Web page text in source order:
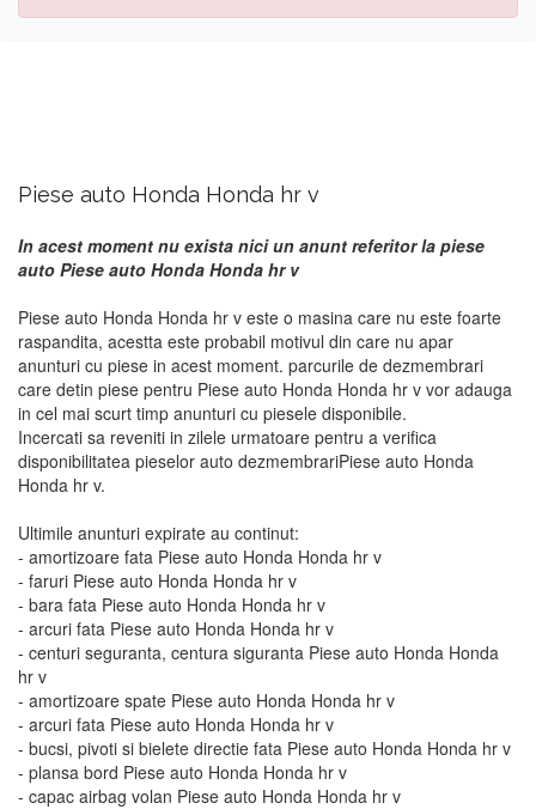
Piese auto Honda Honda hr v
In acest moment nu exista nici un anunt referitor la piese
auto Piese auto Honda Honda hr v
Piese auto Honda Honda hr v este o masina care nu este foarte
raspandita, acestta este probabil motivul din care nu apar
anunturi cu piese in acest moment. parcurile de dezmembrari
care detin piese pentru Piese auto Honda Honda hr v vor adauga
in cel mai scurt timp anunturi cu piesele disponibile.
Incercati sa reveniti in zilele urmatoare pentru a verifica
disponibilitatea pieselor auto dezmembrariPiese auto Honda
Honda hr v.
Ultimile anunturi expirate au continut:
- amortizoare fata Piese auto Honda Honda hr v
- faruri Piese auto Honda Honda hr v
- bara fata Piese auto Honda Honda hr v
- arcuri fata Piese auto Honda Honda hr v
- centuri seguranta, centura siguranta Piese auto Honda Honda
hr v
- amortizoare spate Piese auto Honda Honda hr v
- arcuri fata Piese auto Honda Honda hr v
- bucsi, pivoti si bielete directie fata Piese auto Honda Honda hr v
- plansa bord Piese auto Honda Honda hr v
- capac airbag volan Piese auto Honda Honda hr v